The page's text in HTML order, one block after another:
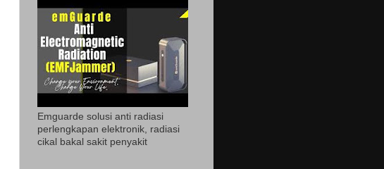
Emguarde solusi anti radiasi
perlengkapan elektronik, radiasi
cikal bakal sakit penyakit